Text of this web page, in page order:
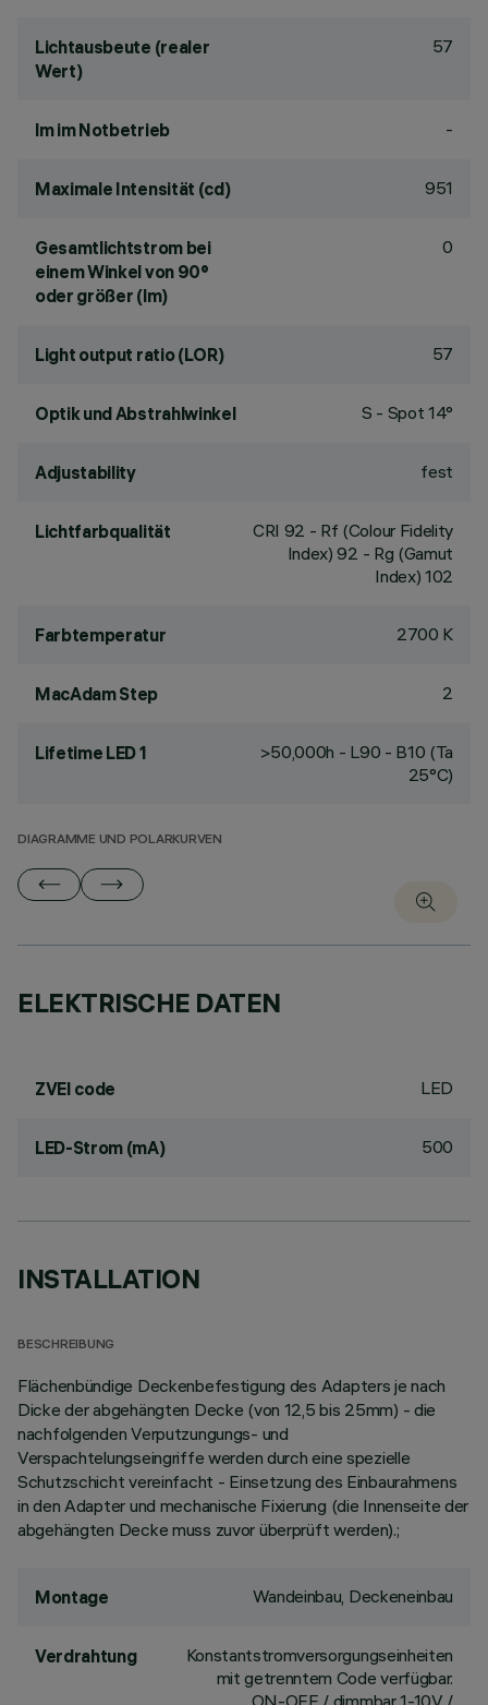
Lichtausbeute (realer
Wert)
57
lm im Notbetrieb -
Maximale Intensität (cd) 951
Gesamtlichtstrom bei
einem Winkel von 90°
oder größer (lm)
0
Light output ratio (LOR) 57
Optik und Abstrahlwinkel S - Spot 14°
Adjustability fest
Lichtfarbqualität CRI 92 - Rf (Colour Fidelity
Index) 92 - Rg (Gamut
Index) 102
Farbtemperatur 2700 K
MacAdam Step 2
Lifetime LED 1
>50,000h - L90 - B10 (Ta
25°C)
DIAGRAMME UND POLARKURVEN
ELEKTRISCHE DATEN
ZVEI code LED
LED-Strom (mA) 500
INSTALLATION
BESCHREIBUNG
Flächenbündige Deckenbefestigung des Adapters je nach
Dicke der abgehängten Decke (von 12,5 bis 25mm) - die
nachfolgenden Verputzungungs- und
Verspachtelungseingriffe werden durch eine spezielle
Schutzschicht vereinfacht - Einsetzung des Einbaurahmens
in den Adapter und mechanische Fixierung (die Innenseite der
abgehängten Decke muss zuvor überprüft werden).;
Montage Wandeinbau, Deckeneinbau
Verdrahtung
Konstantstromversorgungseinheiten
mit getrenntem Code verfügbar.
ON-OFF / dimmbar 1-10V /